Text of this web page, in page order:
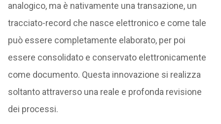
analogico, ma è nativamente una transazione, un
tracciato-record che nasce elettronico e come tale
può essere completamente elaborato, per poi
essere consolidato e conservato elettronicamente
come documento. Questa innovazione si realizza
soltanto attraverso una reale e profonda revisione
dei processi.